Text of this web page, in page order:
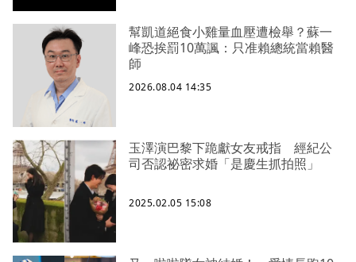
幫凱道絕食小雞量血壓遭檢舉？蘇一
峰恐挨罰10萬諷：只准賴總統當賴醫
師
2026.08.04 14:35
玉澤演巴黎下跪獻女友戒指 經紀公
司否認祕密求婚「是慶生抓拍照」
2025.02.05 15:08